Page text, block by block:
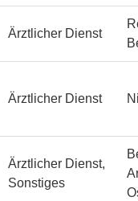
Ärztlicher Dienst
Ärztlicher Dienst
Ärztlicher Dienst,
Sonstiges